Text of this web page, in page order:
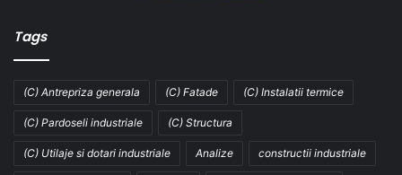
Tags
(C) Antrepriza generala (C) Fatade (C) Instalatii termice
(C) Pardoseli industriale (C) Structura
(C) Utilaje si dotari industriale Analize constructii industriale